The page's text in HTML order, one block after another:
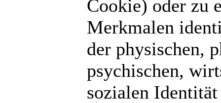
Cookie) oder zu
Merkmalen
der physischen,
psychischen,
sozialen